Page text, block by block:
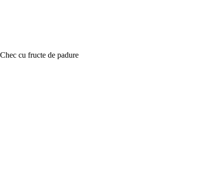
Chec cu fructe de padure